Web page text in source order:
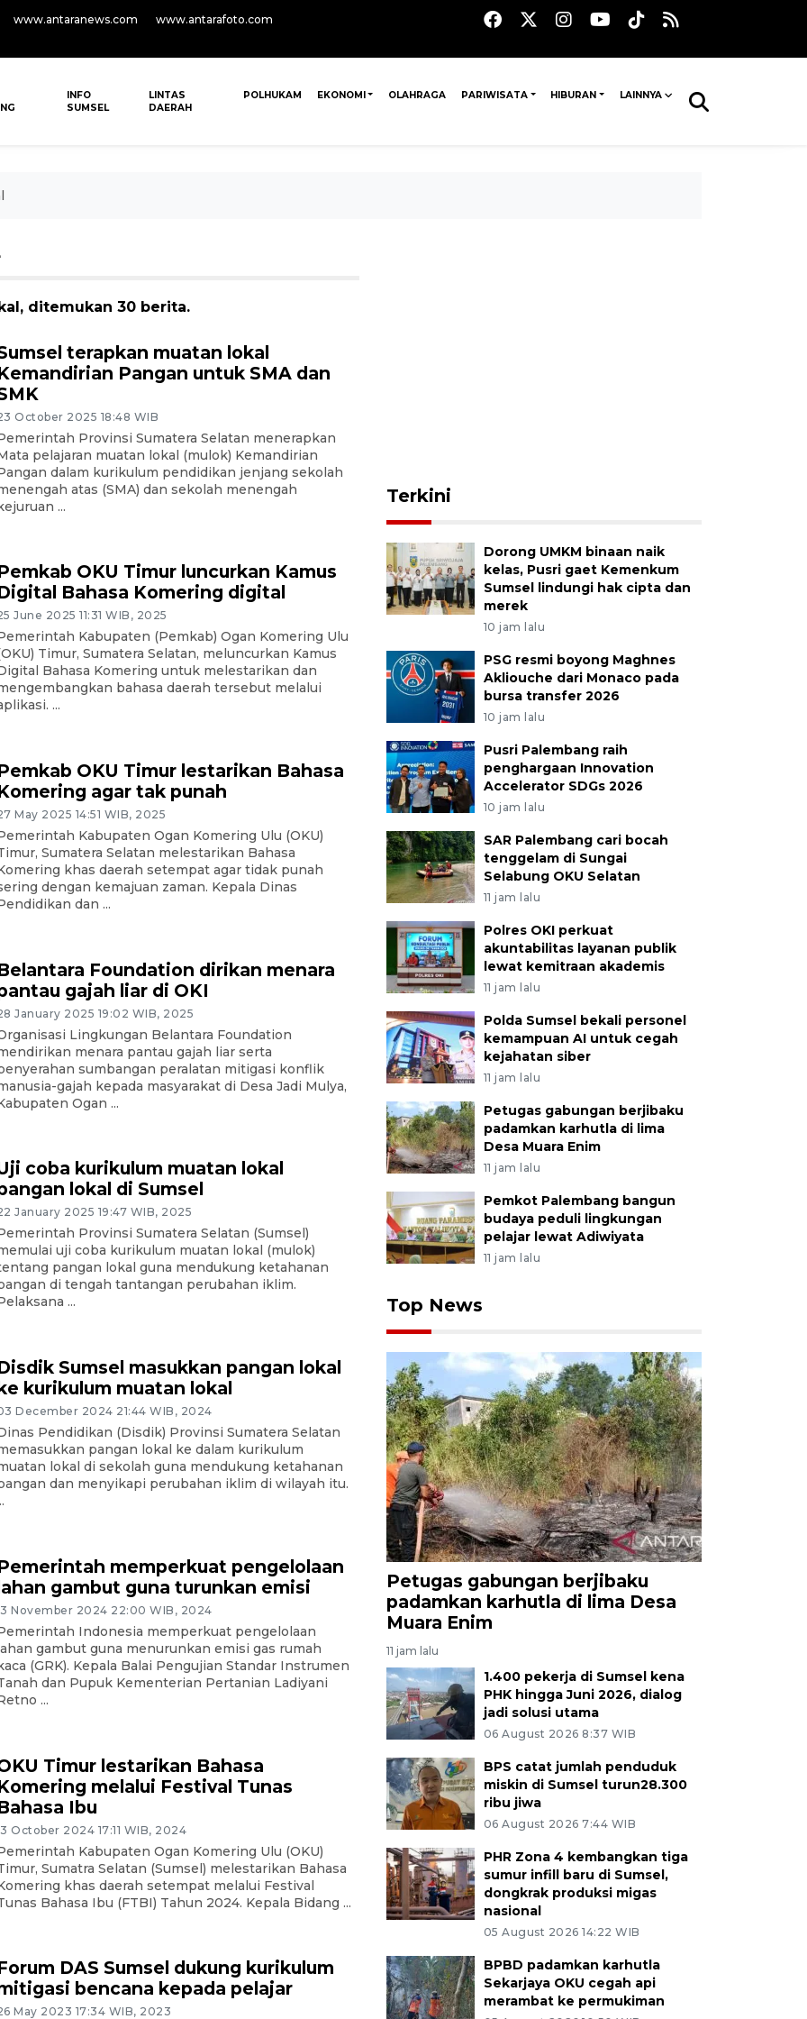
www.antaranews.com www.antarafoto.com
INFO
SUMSEL
LINTAS
DAERAH
POLHUKAM EKONOMI OLAHRAGA PARIWISATA HIBURAN LAINNYA
ditemukan 30 berita.
terapkan muatan lokal
Pangan untuk SMA dan
October 2025 18:48 WIB
Provinsi Sumatera Selatan menerapkan
pelajaran muatan lokal (mulok) Kemandirian
dalam kurikulum pendidikan jenjang sekolah
atas (SMA) dan sekolah menengah
...
OKU Timur luncurkan Kamus
Bahasa Komering digital
June 2025 11:31 WIB, 2025
Kabupaten (Pemkab) Ogan Komering Ulu
Timur, Sumatera Selatan, meluncurkan Kamus
Bahasa Komering untuk melestarikan dan
bahasa daerah tersebut melalui
...
OKU Timur lestarikan Bahasa
agar tak punah
May 2025 14:51 WIB, 2025
Kabupaten Ogan Komering Ulu (OKU)
Sumatera Selatan melestarikan Bahasa
khas daerah setempat agar tidak punah
dengan kemajuan zaman. Kepala Dinas
dan ...
Foundation dirikan menara
gajah liar di OKI
January 2025 19:02 WIB, 2025
Lingkungan Belantara Foundation
menara pantau gajah liar serta
sumbangan peralatan mitigasi konflik
gajah kepada masyarakat di Desa Jadi Mulya,
Ogan ...
coba kurikulum muatan lokal
lokal di Sumsel
January 2025 19:47 WIB, 2025
Provinsi Sumatera Selatan (Sumsel)
uji coba kurikulum muatan lokal (mulok)
pangan lokal guna mendukung ketahanan
di tengah tantangan perubahan iklim.
...
Sumsel masukkan pangan lokal
kurikulum muatan lokal
December 2024 21:44 WIB, 2024
Pendidikan (Disdik) Provinsi Sumatera Selatan
pangan lokal ke dalam kurikulum
lokal di sekolah guna mendukung ketahanan
dan menyikapi perubahan iklim di wilayah itu.
memperkuat pengelolaan
gambut guna turunkan emisi
November 2024 22:00 WIB, 2024
Indonesia memperkuat pengelolaan
gambut guna menurunkan emisi gas rumah
(GRK). Kepala Balai Pengujian Standar Instrumen
dan Pupuk Kementerian Pertanian Ladiyani
...
Timur lestarikan Bahasa
melalui Festival Tunas
Ibu
October 2024 17:11 WIB, 2024
Kabupaten Ogan Komering Ulu (OKU)
Sumatra Selatan (Sumsel) melestarikan Bahasa
khas daerah setempat melalui Festival
Bahasa Ibu (FTBI) Tahun 2024. Kepala Bidang ...
DAS Sumsel dukung kurikulum
bencana kepada pelajar
May 2023 17:34 WIB, 2023
Terkini
Dorong UMKM binaan naik
kelas, Pusri gaet Kemenkum
Sumsel lindungi hak cipta dan
merek
10 jam lalu
PSG resmi boyong Maghnes
Akliouche dari Monaco pada
bursa transfer 2026
10 jam lalu
Pusri Palembang raih
penghargaan Innovation
Accelerator SDGs 2026
10 jam lalu
SAR Palembang cari bocah
tenggelam di Sungai
Selabung OKU Selatan
11 jam lalu
Polres OKI perkuat
akuntabilitas layanan publik
lewat kemitraan akademis
11 jam lalu
Polda Sumsel bekali personel
kemampuan AI untuk cegah
kejahatan siber
11 jam lalu
Petugas gabungan berjibaku
padamkan karhutla di lima
Desa Muara Enim
11 jam lalu
Pemkot Palembang bangun
budaya peduli lingkungan
pelajar lewat Adiwiyata
11 jam lalu
Top News
Petugas gabungan berjibaku
padamkan karhutla di lima Desa
Muara Enim
11 jam lalu
1.400 pekerja di Sumsel kena
PHK hingga Juni 2026, dialog
jadi solusi utama
06 August 2026 8:37 WIB
BPS catat jumlah penduduk
miskin di Sumsel turun28.300
ribu jiwa
06 August 2026 7:44 WIB
PHR Zona 4 kembangkan tiga
sumur infill baru di Sumsel,
dongkrak produksi migas
nasional
05 August 2026 14:22 WIB
BPBD padamkan karhutla
Sekarjaya OKU cegah api
merambat ke permukiman